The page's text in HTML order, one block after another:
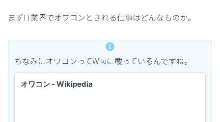
まずIT業界でオワコンとされる仕事はどんなものか。
ちなみにオワコンってWikiに載っているんですね。